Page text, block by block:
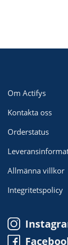
Om Actifys
Kontakta oss
Orderstatus
Allmänna villkor
Integritetspolicy